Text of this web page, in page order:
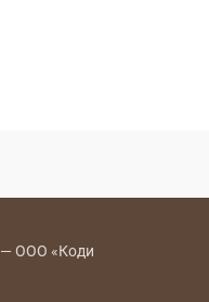
— ООО «Коди